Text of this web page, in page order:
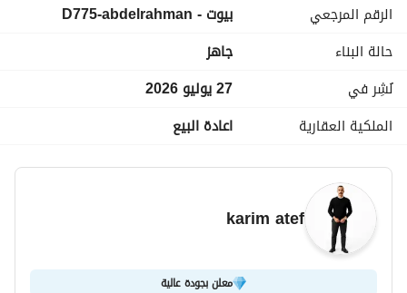
أقل من سعر السوق
مطلوب كاش 6,300,000 جنيه
المتبقي: 3,235,000 جنيه
والتفاصيل
عرض معلومات الاتصال
الرقم المرجعي
بيوت - D775-abdelrahman
حالة البناء
جاهز
نُشِر في
27 يوليو 2026
الملكية العقارية
اعادة البيع
karim atef
معلن بجودة عالية